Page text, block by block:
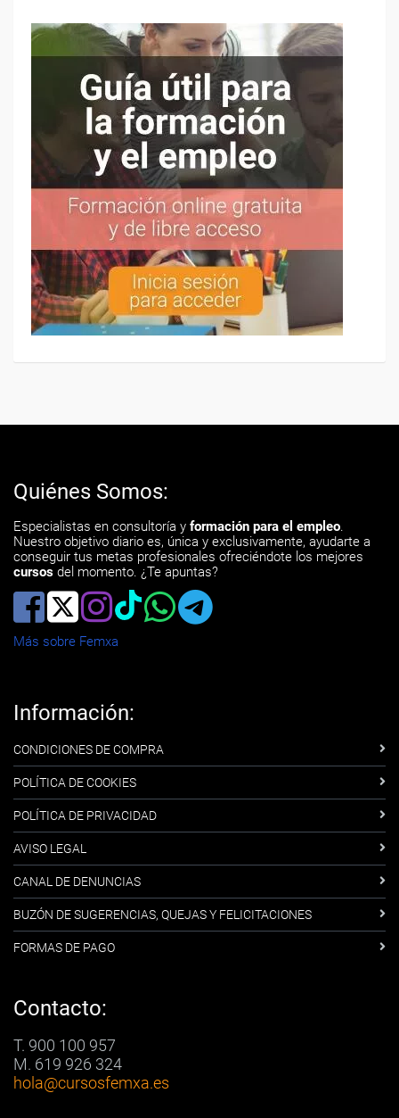
Quiénes Somos:
Especialistas en consultoría y formación para el empleo.
Nuestro objetivo diario es, única y exclusivamente, ayudarte a
conseguir tus metas profesionales ofreciéndote los mejores
cursos del momento. ¿Te apuntas?
Más sobre Femxa
Información:
CONDICIONES DE COMPRA
POLÍTICA DE COOKIES
POLÍTICA DE PRIVACIDAD
AVISO LEGAL
CANAL DE DENUNCIAS
BUZÓN DE SUGERENCIAS, QUEJAS Y FELICITACIONES
FORMAS DE PAGO
Contacto:
T. 900 100 957
M. 619 926 324
hola@cursosfemxa.es